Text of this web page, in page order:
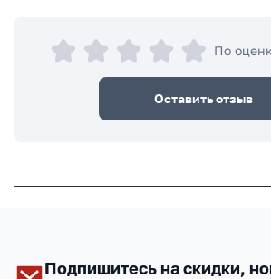
По
Оставить отзыв
Подпишитесь на скидки,